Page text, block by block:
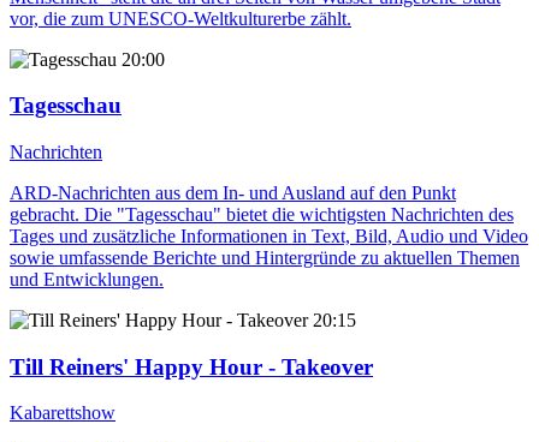
vor, die zum UNESCO-Weltkulturerbe zählt.
20:00
Tagesschau
Nachrichten
ARD-Nachrichten aus dem In- und Ausland auf den Punkt
gebracht. Die "Tagesschau" bietet die wichtigsten Nachrichten des
Tages und zusätzliche Informationen in Text, Bild, Audio und Video
sowie umfassende Berichte und Hintergründe zu aktuellen Themen
und Entwicklungen.
20:15
Till Reiners' Happy Hour - Takeover
Kabarettshow